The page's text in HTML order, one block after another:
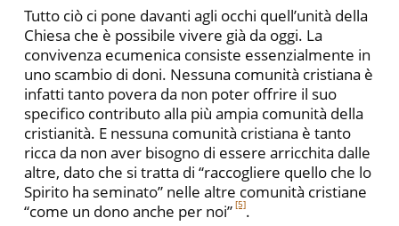
Tutto ciò ci pone davanti agli occhi quell’unità della
Chiesa che è possibile vivere già da oggi. La
convivenza ecumenica consiste essenzialmente in
uno scambio di doni. Nessuna comunità cristiana è
infatti tanto povera da non poter offrire il suo
specifico contributo alla più ampia comunità della
cristianità. E nessuna comunità cristiana è tanto
ricca da non aver bisogno di essere arricchita dalle
altre, dato che si tratta di “raccogliere quello che lo
Spirito ha seminato” nelle altre comunità cristiane
“come un dono anche per noi” [5].